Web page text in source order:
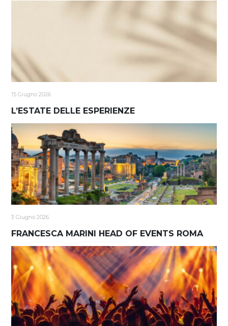
15 Giugno 2026
L’ESTATE DELLE ESPERIENZE
3 Giugno 2026
FRANCESCA MARINI HEAD OF EVENTS ROMA